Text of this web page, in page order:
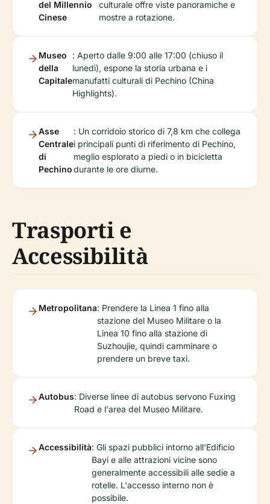
del Millennio
Cinese
culturale offre viste panoramiche e
mostre a rotazione.
Museo
della
Capitale
: Aperto dalle 9:00 alle 17:00 (chiuso il
lunedì), espone la storia urbana e i
manufatti culturali di Pechino (China
Highlights).
Asse
Centrale
di
Pechino
: Un corridoio storico di 7,8 km che collega
i principali punti di riferimento di Pechino,
meglio esplorato a piedi o in bicicletta
durante le ore diurne.
Trasporti e
Accessibilità
Metropolitana: Prendere la Linea 1 fino alla
stazione del Museo Militare o la
Linea 10 fino alla stazione di
Suzhoujie, quindi camminare o
prendere un breve taxi.
Autobus: Diverse linee di autobus servono Fuxing
Road e l'area del Museo Militare.
Accessibilità: Gli spazi pubblici intorno all'Edificio
Bayi e alle attrazioni vicine sono
generalmente accessibili alle sedie a
rotelle. L'accesso interno non è
possibile.